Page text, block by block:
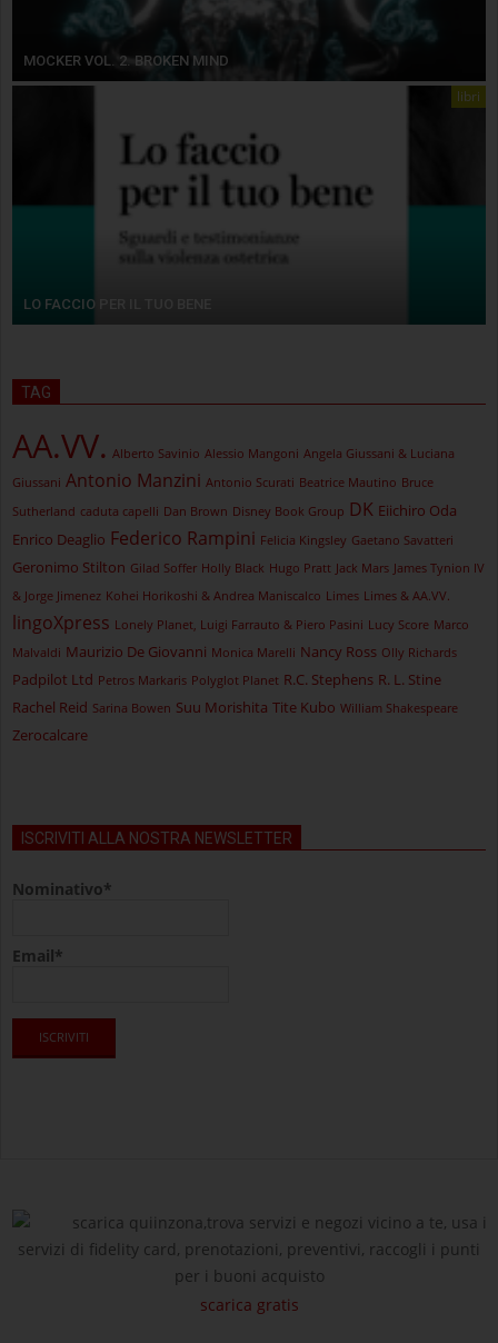
MOCKER VOL. 2. BROKEN MIND
libri
LO FACCIO PER IL TUO BENE
TAG
AA.VV. Alberto Savinio Alessio Mangoni Angela Giussani & Luciana
Giussani Antonio Manzini Antonio Scurati Beatrice Mautino Bruce
Sutherland caduta capelli Dan Brown Disney Book Group DK Eiichiro Oda
Enrico Deaglio Federico Rampini Felicia Kingsley Gaetano Savatteri
Geronimo Stilton Gilad Soffer Holly Black Hugo Pratt Jack Mars James Tynion IV
& Jorge Jimenez Kohei Horikoshi & Andrea Maniscalco Limes Limes & AA.VV.
lingoXpress Lonely Planet, Luigi Farrauto & Piero Pasini Lucy Score Marco
Malvaldi Maurizio De Giovanni Monica Marelli Nancy Ross Olly Richards
Padpilot Ltd Petros Markaris Polyglot Planet R.C. Stephens R. L. Stine
Rachel Reid Sarina Bowen Suu Morishita Tite Kubo William Shakespeare
Zerocalcare
ISCRIVITI ALLA NOSTRA NEWSLETTER
Nominativo*
Email*
scarica quiinzona,trova servizi e negozi vicino a te, usa i
servizi di fidelity card, prenotazioni, preventivi, raccogli i punti
per i buoni acquisto
scarica gratis